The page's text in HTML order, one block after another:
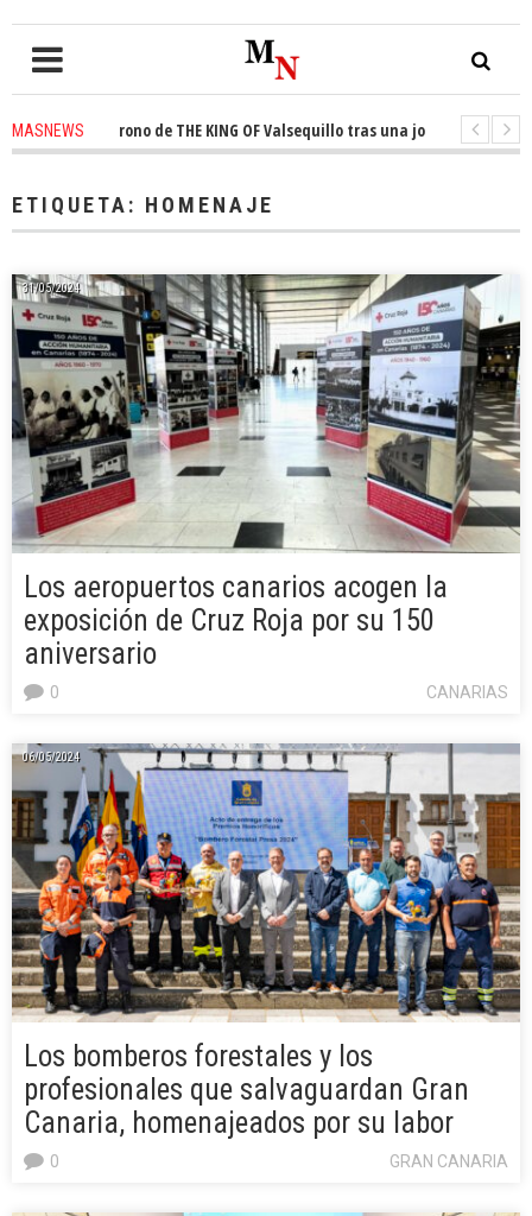
MASNEWS
trono de THE KING OF Valsequillo tras una jornada de baloncesto
ETIQUETA: HOMENAJE
31/05/2024
Los aeropuertos canarios acogen la
exposición de Cruz Roja por su 150
aniversario
CANARIAS
0
06/05/2024
Los bomberos forestales y los
profesionales que salvaguardan Gran
Canaria, homenajeados por su labor
GRAN CANARIA
0